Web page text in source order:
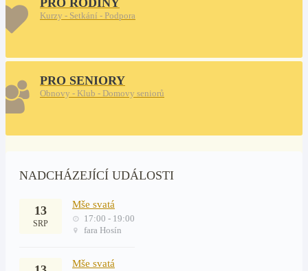
PRO RODINY
Kurzy - Setkání - Podpora
PRO SENIORY
Obnovy - Klub - Domovy seniorů
NADCHÁZEJÍCÍ UDÁLOSTI
13
SRP
Mše svatá
17:00 - 19:00
fara Hosín
Mše svatá